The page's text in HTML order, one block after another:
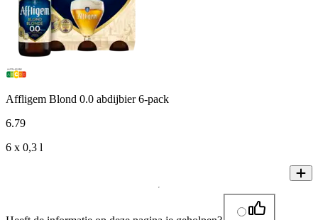
Affligem Blond 0.0 abdijbier 6-pack
6.79
6 x 0,3 l